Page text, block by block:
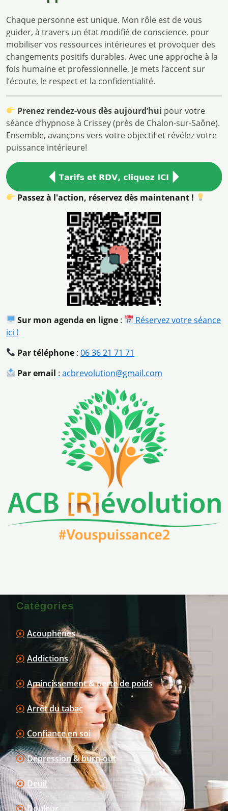
Chaque personne est unique. Mon rôle est de vous
guider, à travers un état modifié de conscience, pour
mobiliser vos ressources intérieures et provoquer des
changements positifs durables. Avec une approche à la
fois humaine et professionnelle, je mets l’accent sur
l’écoute, le respect et la confidentialité.
Prenez rendez-vous dès aujourd’hui pour votre
séance d’hypnose à Crissey (près de Chalon-sur-Saône).
Ensemble, avançons vers votre objectif et révélez votre
puissance intérieure!
Passez à l'action, réservez dès maintenant !
Sur mon agenda en ligne :
Réservez votre séance
ici !
Par téléphone :06 36 21 71 71
Par email :acbrevolution@gmail.com
Catégories
Acouphènes
Addictions
Amincissement & perte de poids
Arrêt du tabac
Confiance en soi
Dépression & burn-out
Deuil
Douleur